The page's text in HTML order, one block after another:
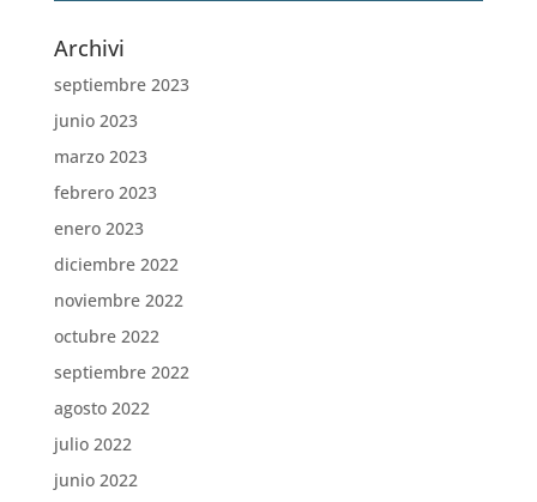
Archivi
septiembre 2023
junio 2023
marzo 2023
febrero 2023
enero 2023
diciembre 2022
noviembre 2022
octubre 2022
septiembre 2022
agosto 2022
julio 2022
junio 2022